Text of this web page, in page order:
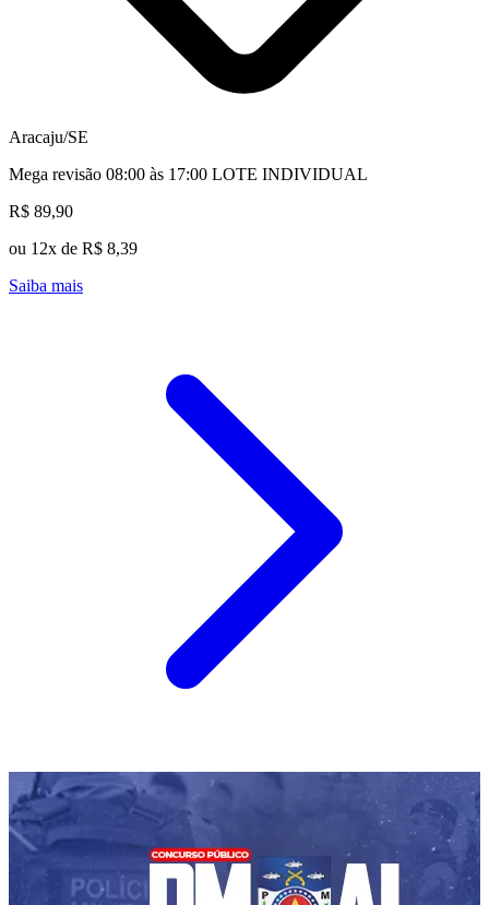
Aracaju/SE
Mega revisão 08:00 às 17:00 LOTE INDIVIDUAL
R$ 89,90
ou 12x de R$ 8,39
Saiba mais